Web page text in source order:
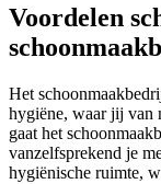
Voordelen
Het
hygiëne, waar jij van
gaat het
vanzelfsprekend je
hygiënische ruimte,